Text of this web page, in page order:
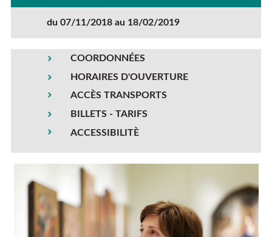
du 07/11/2018 au 18/02/2019
COORDONNÉES
HORAIRES D'OUVERTURE
ACCÈS TRANSPORTS
BILLETS - TARIFS
ACCESSIBILITÈ